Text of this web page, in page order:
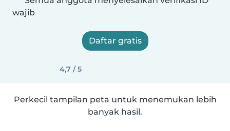
wajib
Daftar gratis
4,7 / 5
Perkecil tampilan peta untuk menemukan lebih
banyak hasil.